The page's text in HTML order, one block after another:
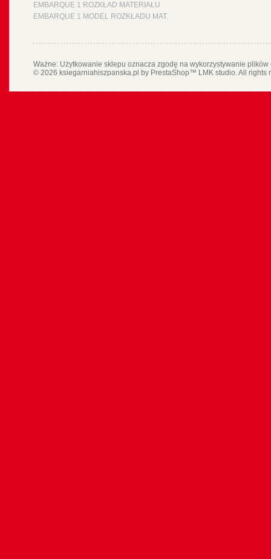
EMBARQUE 1 ROZKŁAD MATERIAŁU
EMBARQUE 1 MODEL ROZKŁADU MAT.
Ważne: Użytkowanie sklepu oznacza zgodę na wykorzystywanie
© 2026 ksiegarniahiszpanska.pl by PrestaShop™ LMK studio. All rights